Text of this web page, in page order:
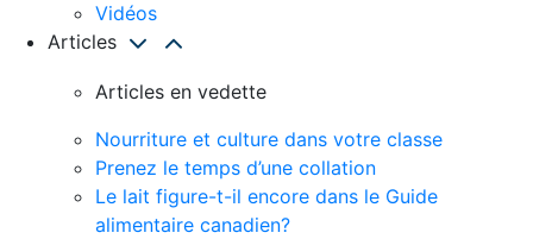
Vidéos
Articles
Articles en vedette
Nourriture et culture dans votre classe
Prenez le temps d’une collation
Le lait figure-t-il encore dans le Guide
alimentaire canadien?